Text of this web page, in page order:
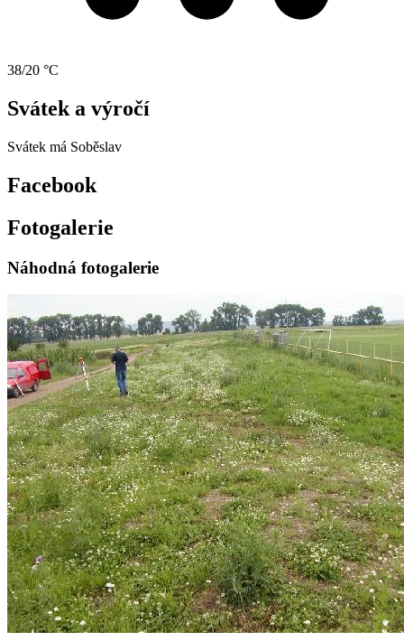
38/20 °C
Svátek a výročí
Svátek má Soběslav
Facebook
Fotogalerie
Náhodná fotogalerie